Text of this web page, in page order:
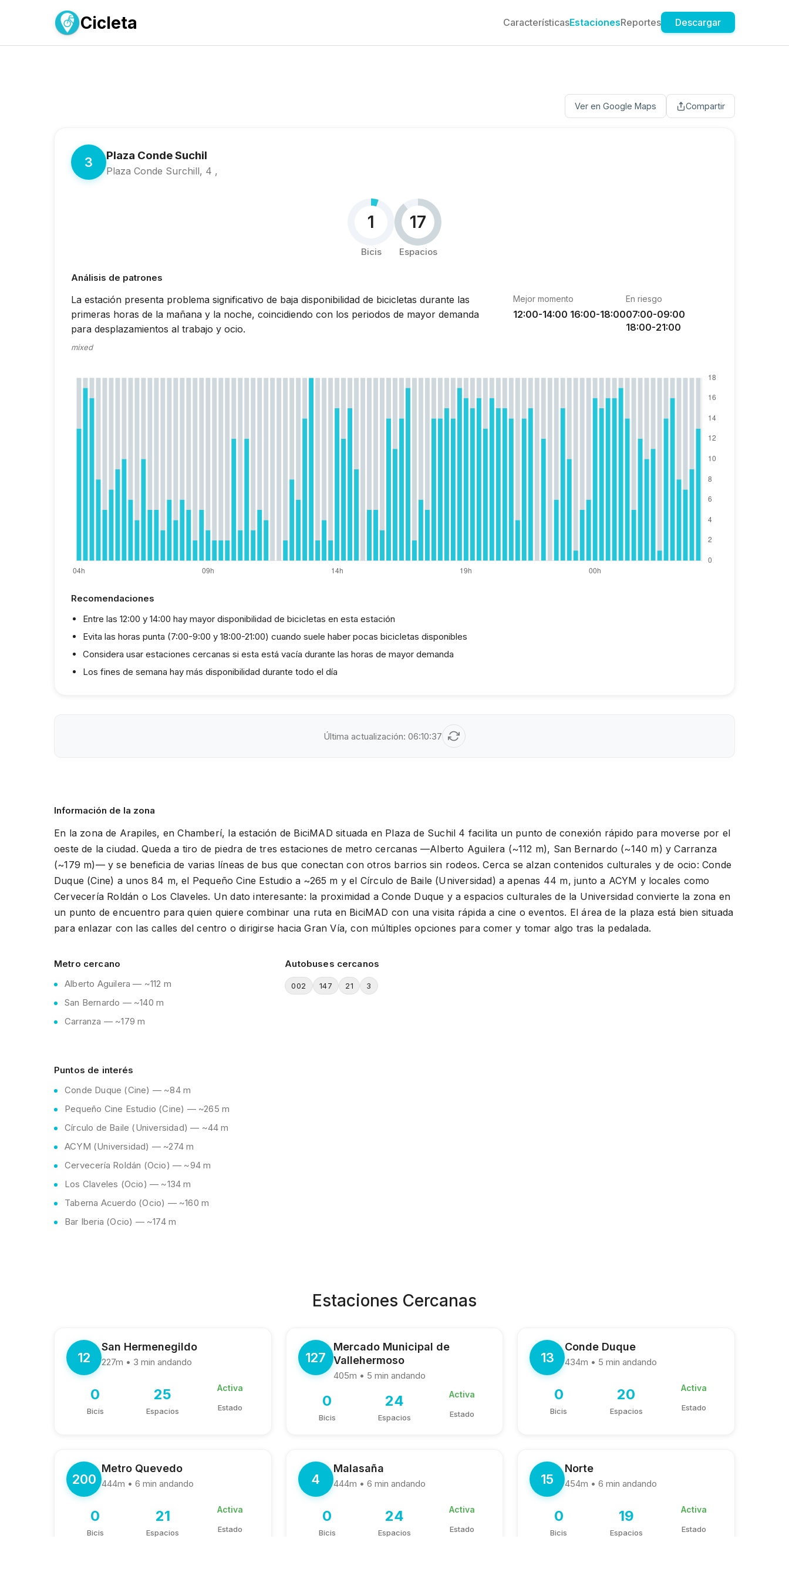
Cicleta CaracterísticasEstacionesReportes Descargar
Ver en Google Maps Compartir
3 Plaza Conde Suchil
Plaza Conde Surchill, 4 ,
1
Bicis
17
Espacios
Análisis de patrones
La estación presenta problema significativo de baja disponibilidad de bicicletas durante las
primeras horas de la mañana y la noche, coincidiendo con los periodos de mayor demanda
para desplazamientos al trabajo y ocio.
mixed
Mejor momento
12:00-14:00 16:00-18:00
En riesgo
07:00-09:00
18:00-21:00
Recomendaciones
Entre las 12:00 y 14:00 hay mayor disponibilidad de bicicletas en esta estación
Evita las horas punta (7:00-9:00 y 18:00-21:00) cuando suele haber pocas bicicletas disponibles
Considera usar estaciones cercanas si esta está vacía durante las horas de mayor demanda
Los fines de semana hay más disponibilidad durante todo el día
Última actualización: 06:10:37
Información de la zona
En la zona de Arapiles, en Chamberí, la estación de BiciMAD situada en Plaza de Suchil 4 facilita un punto de conexión rápido para moverse por el
oeste de la ciudad. Queda a tiro de piedra de tres estaciones de metro cercanas —Alberto Aguilera (~112 m), San Bernardo (~140 m) y Carranza
(~179 m)— y se beneficia de varias líneas de bus que conectan con otros barrios sin rodeos. Cerca se alzan contenidos culturales y de ocio: Conde
Duque (Cine) a unos 84 m, el Pequeño Cine Estudio a ~265 m y el Círculo de Baile (Universidad) a apenas 44 m, junto a ACYM y locales como
Cervecería Roldán o Los Claveles. Un dato interesante: la proximidad a Conde Duque y a espacios culturales de la Universidad convierte la zona en
un punto de encuentro para quien quiere combinar una ruta en BiciMAD con una visita rápida a cine o eventos. El área de la plaza está bien situada
para enlazar con las calles del centro o dirigirse hacia Gran Vía, con múltiples opciones para comer y tomar algo tras la pedalada.
Metro cercano
Alberto Aguilera — ~112 m
San Bernardo — ~140 m
Carranza — ~179 m
Autobuses cercanos
002 147 21 3
Puntos de interés
Conde Duque (Cine) — ~84 m
Pequeño Cine Estudio (Cine) — ~265 m
Círculo de Baile (Universidad) — ~44 m
ACYM (Universidad) — ~274 m
Cervecería Roldán (Ocio) — ~94 m
Los Claveles (Ocio) — ~134 m
Taberna Acuerdo (Ocio) — ~160 m
Bar Iberia (Ocio) — ~174 m
Estaciones Cercanas
12
San Hermenegildo
227m • 3 min andando
0
Bicis
25
Espacios
Activa
Estado
127
Mercado Municipal de
Vallehermoso
405m • 5 min andando
0
Bicis
24
Espacios
Activa
Estado
13
Conde Duque
434m • 5 min andando
0
Bicis
20
Espacios
Activa
Estado
200
Metro Quevedo
444m • 6 min andando
0
Bicis
21
Espacios
Activa
Estado
4
Malasaña
444m • 6 min andando
0
Bicis
24
Espacios
Activa
Estado
15
Norte
454m • 6 min andando
0
Bicis
19
Espacios
Activa
Estado